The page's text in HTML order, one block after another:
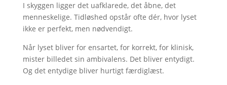
I skyggen ligger det uafklarede, det åbne, det
menneskelige. Tidløshed opstår ofte dér, hvor lyset
ikke er perfekt, men nødvendigt.
Når lyset bliver for ensartet, for korrekt, for klinisk,
mister billedet sin ambivalens. Det bliver entydigt.
Og det entydige bliver hurtigt færdiglæst.